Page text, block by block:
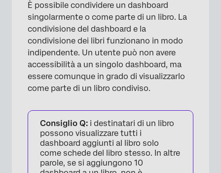
È possibile condividere un dashboard
singolarmente o come parte di un libro. La
condivisione del dashboard e la
condivisione dei libri funzionano in modo
indipendente. Un utente può non avere
accessibilità a un singolo dashboard, ma
essere comunque in grado di visualizzarlo
come parte di un libro condiviso.
Consiglio Q: i destinatari di un libro
possono visualizzare tutti i
dashboard aggiunti al libro solo
come schede del libro stesso. In altre
parole, se si aggiungono 10